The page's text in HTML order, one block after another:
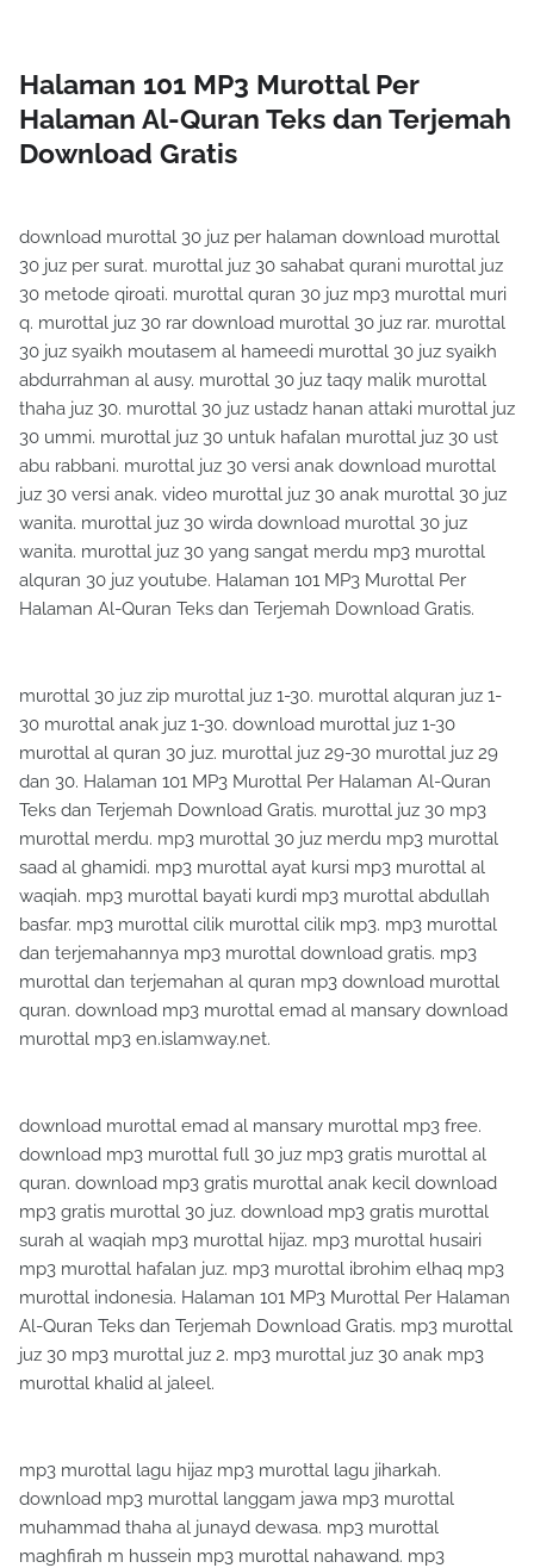
Halaman 101 MP3 Murottal Per
Halaman Al-Quran Teks dan Terjemah
Download Gratis
download murottal 30 juz per halaman download murottal
30 juz per surat. murottal juz 30 sahabat qurani murottal juz
30 metode qiroati. murottal quran 30 juz mp3 murottal muri
q. murottal juz 30 rar download murottal 30 juz rar. murottal
30 juz syaikh moutasem al hameedi murottal 30 juz syaikh
abdurrahman al ausy. murottal 30 juz taqy malik murottal
thaha juz 30. murottal 30 juz ustadz hanan attaki murottal juz
30 ummi. murottal juz 30 untuk hafalan murottal juz 30 ust
abu rabbani. murottal juz 30 versi anak download murottal
juz 30 versi anak. video murottal juz 30 anak murottal 30 juz
wanita. murottal juz 30 wirda download murottal 30 juz
wanita. murottal juz 30 yang sangat merdu mp3 murottal
alquran 30 juz youtube. Halaman 101 MP3 Murottal Per
Halaman Al-Quran Teks dan Terjemah Download Gratis.
murottal 30 juz zip murottal juz 1-30. murottal alquran juz 1-
30 murottal anak juz 1-30. download murottal juz 1-30
murottal al quran 30 juz. murottal juz 29-30 murottal juz 29
dan 30. Halaman 101 MP3 Murottal Per Halaman Al-Quran
Teks dan Terjemah Download Gratis. murottal juz 30 mp3
murottal merdu. mp3 murottal 30 juz merdu mp3 murottal
saad al ghamidi. mp3 murottal ayat kursi mp3 murottal al
waqiah. mp3 murottal bayati kurdi mp3 murottal abdullah
basfar. mp3 murottal cilik murottal cilik mp3. mp3 murottal
dan terjemahannya mp3 murottal download gratis. mp3
murottal dan terjemahan al quran mp3 download murottal
quran. download mp3 murottal emad al mansary download
murottal mp3 en.islamway.net.
download murottal emad al mansary murottal mp3 free.
download mp3 murottal full 30 juz mp3 gratis murottal al
quran. download mp3 gratis murottal anak kecil download
mp3 gratis murottal 30 juz. download mp3 gratis murottal
surah al waqiah mp3 murottal hijaz. mp3 murottal husairi
mp3 murottal hafalan juz. mp3 murottal ibrohim elhaq mp3
murottal indonesia. Halaman 101 MP3 Murottal Per Halaman
Al-Quran Teks dan Terjemah Download Gratis. mp3 murottal
juz 30 mp3 murottal juz 2. mp3 murottal juz 30 anak mp3
murottal khalid al jaleel.
mp3 murottal lagu hijaz mp3 murottal lagu jiharkah.
download mp3 murottal langgam jawa mp3 murottal
muhammad thaha al junayd dewasa. mp3 murottal
maghfirah m hussein mp3 murottal nahawand. mp3